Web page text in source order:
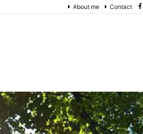
About me Contact